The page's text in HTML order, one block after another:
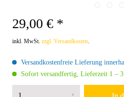
29,00 € *
inkl. MwSt. zzgl. Versandkosten.
Versandkostenfreie Lieferung
Sofort versandfertig, Lieferzeit 1 –